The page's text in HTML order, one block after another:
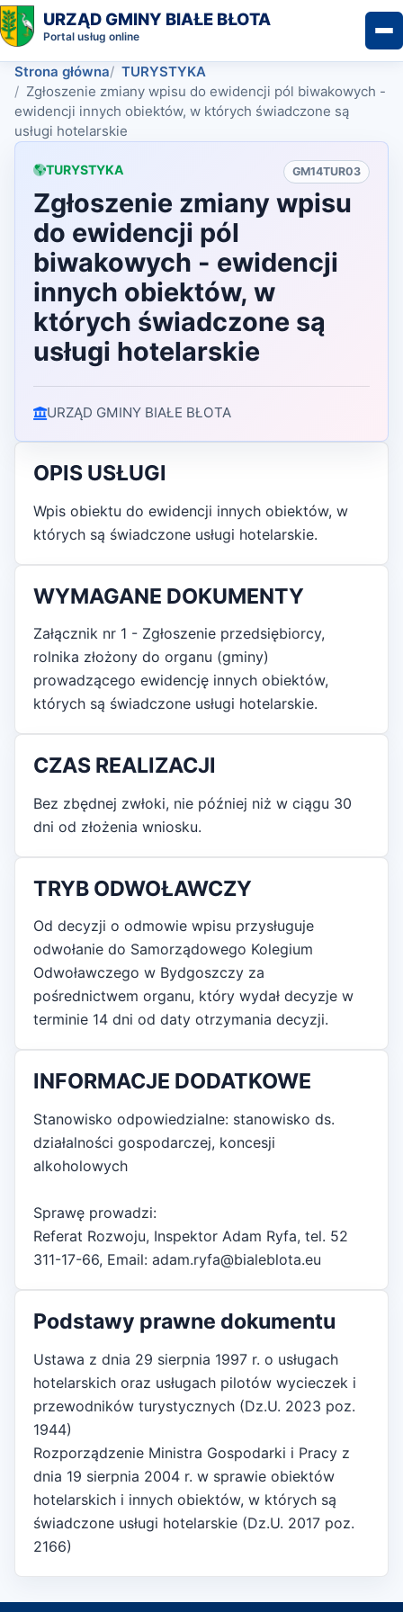
URZĄD GMINY BIAŁE BŁOTA
Portal usług online
Strona główna
TURYSTYKA
Zgłoszenie zmiany wpisu do ewidencji pól biwakowych -
ewidencji innych obiektów, w których świadczone są
usługi hotelarskie
TURYSTYKA GM14TUR03
Zgłoszenie zmiany wpisu
do ewidencji pól
biwakowych - ewidencji
innych obiektów, w
których świadczone są
usługi hotelarskie
URZĄD GMINY BIAŁE BŁOTA
OPIS USŁUGI
Wpis obiektu do ewidencji innych obiektów, w
których są świadczone usługi hotelarskie.
WYMAGANE DOKUMENTY
Załącznik nr 1 - Zgłoszenie przedsiębiorcy,
rolnika złożony do organu (gminy)
prowadzącego ewidencję innych obiektów,
których są świadczone usługi hotelarskie.
CZAS REALIZACJI
Bez zbędnej zwłoki, nie później niż w ciągu 30
dni od złożenia wniosku.
TRYB ODWOŁAWCZY
Od decyzji o odmowie wpisu przysługuje
odwołanie do Samorządowego Kolegium
Odwoławczego w Bydgoszczy za
pośrednictwem organu, który wydał decyzje w
terminie 14 dni od daty otrzymania decyzji.
INFORMACJE DODATKOWE
Stanowisko odpowiedzialne: stanowisko ds.
działalności gospodarczej, koncesji
alkoholowych
Sprawę prowadzi:
Referat Rozwoju, Inspektor Adam Ryfa, tel. 52
311-17-66, Email: adam.ryfa@bialeblota.eu
Podstawy prawne dokumentu
Ustawa z dnia 29 sierpnia 1997 r. o usługach
hotelarskich oraz usługach pilotów wycieczek i
przewodników turystycznych (Dz.U. 2023 poz.
1944)
Rozporządzenie Ministra Gospodarki i Pracy z
dnia 19 sierpnia 2004 r. w sprawie obiektów
hotelarskich i innych obiektów, w których są
świadczone usługi hotelarskie (Dz.U. 2017 poz.
2166)